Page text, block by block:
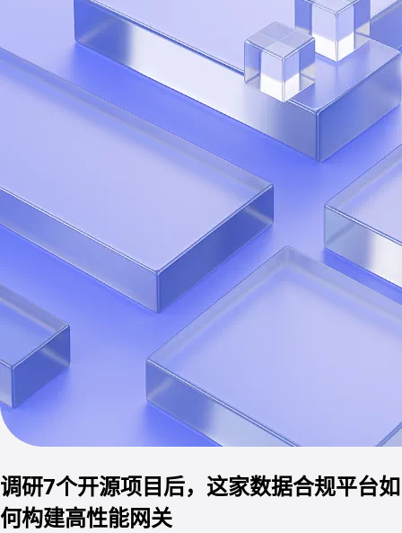
调研7个开源项目后，这家数据合规平台如
何构建高性能网关